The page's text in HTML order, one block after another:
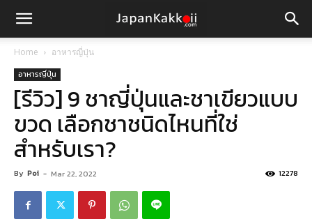
Home อาหารญี่ปุ่น
อาหารญี่ปุ่น
[รีวิว] 9 ชาญี่ปุ่นและชาเขียวแบบ
ขวด เลือกชาชนิดไหนที่ใช่
สำหรับเรา?
By Poi - Mar 22, 2022 12278